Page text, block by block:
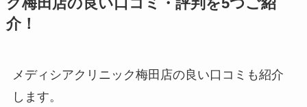
ク梅田店の良い口コミ・評判を5つご紹
介！
メディシアクリニック梅田店の良い口コミも紹介
します。